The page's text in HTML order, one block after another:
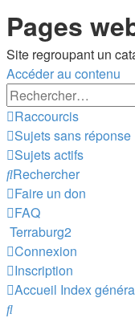
Pages
Site regroupant un
Accéder au contenu
Raccourcis
Sujets sans réponse
Sujets actifs
Rechercher
Faire un don
FAQ
Terraburg2
Connexion
Inscription
Accueil Index
Rechercher